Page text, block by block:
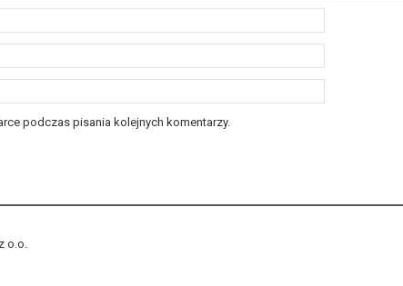
podczas pisania kolejnych komentarzy.
o.o.